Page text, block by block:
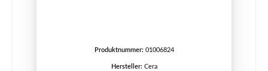
Produktnummer: 01006824
Hersteller: Cera